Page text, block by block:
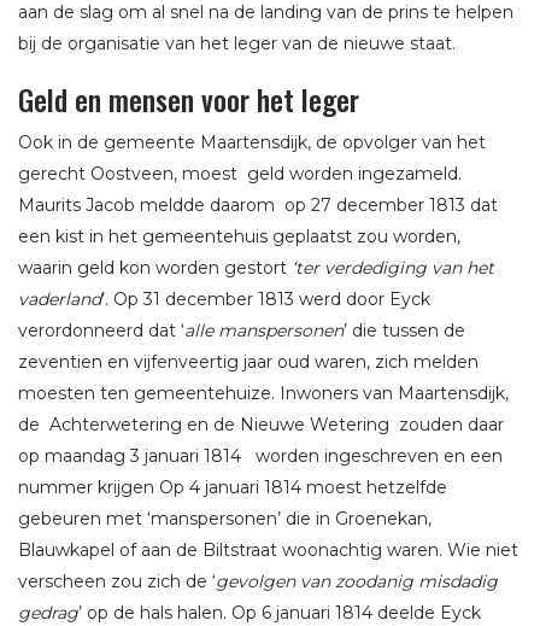
aan de slag om al snel na de landing van de prins te helpen
bij de organisatie van het leger van de nieuwe staat.
Geld en mensen voor het leger
Ook in de gemeente Maartensdijk, de opvolger van het
gerecht Oostveen, moest geld worden ingezameld.
Maurits Jacob meldde daarom op 27 december 1813 dat
een kist in het gemeentehuis geplaatst zou worden,
waarin geld kon worden gestort ‘ter verdediging van het
vaderland’. Op 31 december 1813 werd door Eyck
verordonneerd dat ‘alle manspersonen’ die tussen de
zeventien en vijfenveertig jaar oud waren, zich melden
moesten ten gemeentehuize. Inwoners van Maartensdijk,
de Achterwetering en de Nieuwe Wetering zouden daar
op maandag 3 januari 1814 worden ingeschreven en een
nummer krijgen Op 4 januari 1814 moest hetzelfde
gebeuren met ‘manspersonen’ die in Groenekan,
Blauwkapel of aan de Biltstraat woonachtig waren. Wie niet
verscheen zou zich de ‘gevolgen van zoodanig misdadig
gedrag’ op de hals halen. Op 6 januari 1814 deelde Eyck